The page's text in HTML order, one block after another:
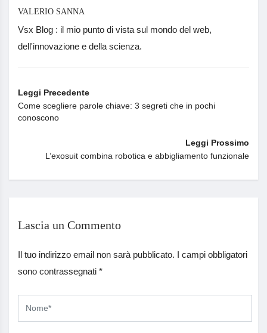
VALERIO SANNA
Vsx Blog : il mio punto di vista sul mondo del web,
dell'innovazione e della scienza.
Leggi Precedente
Come scegliere parole chiave: 3 segreti che in pochi
conoscono
Leggi Prossimo
L’exosuit combina robotica e abbigliamento funzionale
Lascia un Commento
Il tuo indirizzo email non sarà pubblicato. I campi obbligatori
sono contrassegnati *